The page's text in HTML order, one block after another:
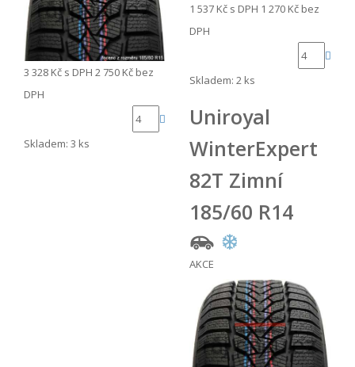
3 328 Kč s DPH 2 750 Kč bez
DPH
Skladem: 3 ks
1 537 Kč s DPH 1 270 Kč bez
DPH
Skladem: 2 ks
Uniroyal
WinterExpert
82T Zimní
185/60 R14
AKCE